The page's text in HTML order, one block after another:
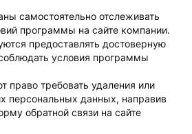
самостоятельно отслеживать
программы на сайте компании.
предоставлять достоверную
условия программы
право требовать удаления или
персональных данных, направив
обратной связи на сайте